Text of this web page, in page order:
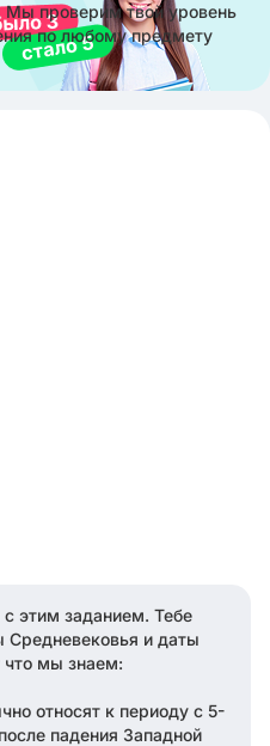
Мы проверим твой уровень
по любому предмету
этим заданием. Тебе
Средневековья и даты
что мы знаем:
относят к периоду с 5-
падения Западной